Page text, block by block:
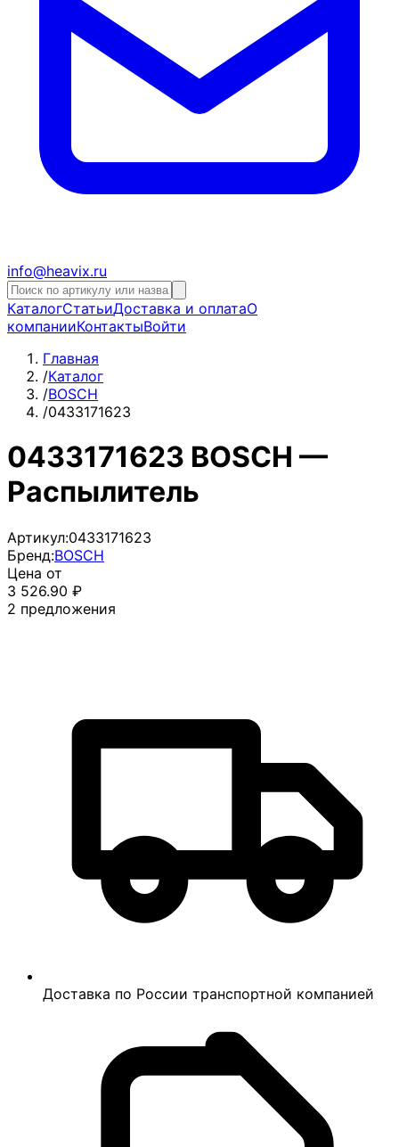
info@heavix.ru
КаталогСтатьиДоставка и оплатаО
компанииКонтактыВойти
Главная
/Каталог
/BOSCH
/0433171623
0433171623 BOSCH —
Распылитель
Артикул:0433171623
Бренд:BOSCH
Цена от
3 526.90 ₽
2 предложения
Доставка по России транспортной компанией